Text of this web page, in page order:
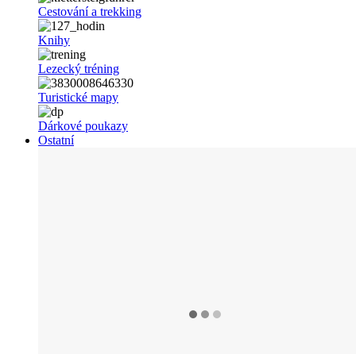
Cestování a trekking
Knihy
Lezecký tréning
Turistické mapy
Dárkové poukazy
Ostatní